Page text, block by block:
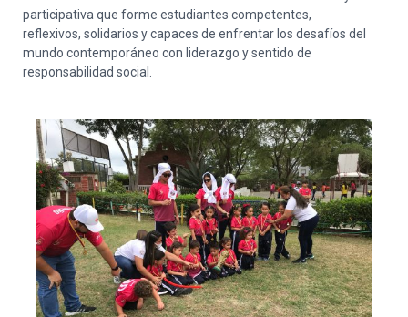
participativa que forme estudiantes competentes,
reflexivos, solidarios y capaces de enfrentar los desafíos del
mundo contemporáneo con liderazgo y sentido de
responsabilidad social.